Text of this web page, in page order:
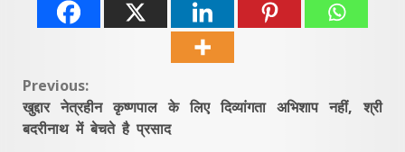
Continue
Reading
Previous:
खुद्दार नेत्रहीन कृष्णपाल के लिए दिव्यांगता अभिशाप नहीं, श्री
बदरीनाथ में बेचते है प्रसाद